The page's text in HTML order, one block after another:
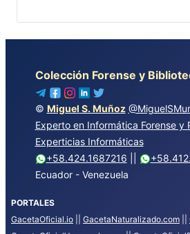
Colección Forense y
© Miguel S. Muñoz
Experto en Informática Forense y
Experticias Informáticas
+58.424.1687216
Ecuador - Venezuela
PORTALES
GacetaOficial.io
GacetaNaturalizado.com